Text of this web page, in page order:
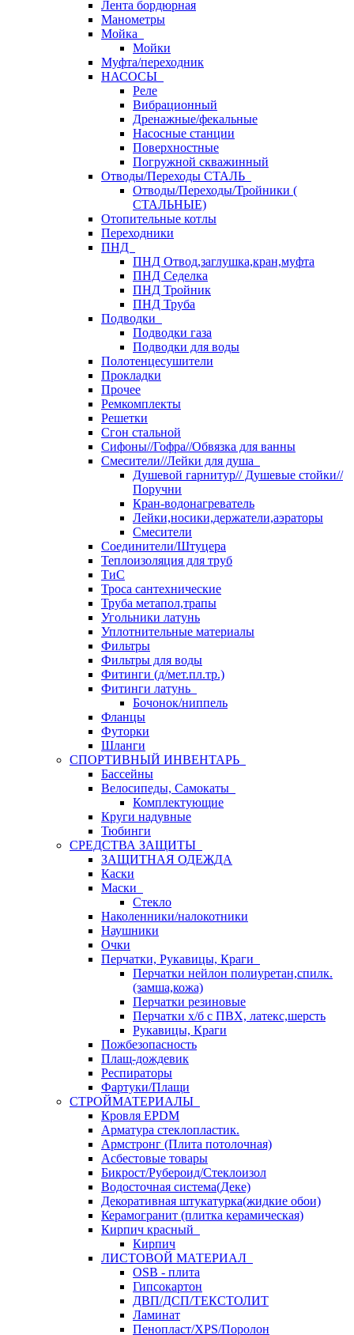
Лента бордюрная
Манометры
Мойка
Мойки
Муфта/переходник
НАСОСЫ
Реле
Вибрационный
Дренажные/фекальные
Насосные станции
Поверхностные
Погружной скважинный
Отводы/Переходы СТАЛЬ
Отводы/Переходы/Тройники (
СТАЛЬНЫЕ)
Отопительные котлы
Переходники
ПНД
ПНД Отвод,заглушка,кран,муфта
ПНД Седелка
ПНД Тройник
ПНД Труба
Подводки
Подводки газа
Подводки для воды
Полотенцесушители
Прокладки
Прочее
Ремкомплекты
Решетки
Сгон стальной
Сифоны//Гофра//Обвязка для ванны
Смесители//Лейки для душа
Душевой гарнитур// Душевые стойки//
Поручни
Кран-водонагреватель
Лейки,носики,держатели,аэраторы
Смесители
Соединители/Штуцера
Теплоизоляция для труб
ТиС
Троса сантехнические
Труба метапол,трапы
Угольники латунь
Уплотнительные материалы
Фильтры
Фильтры для воды
Фитинги (д/мет.пл.тр.)
Фитинги латунь
Бочонок/ниппель
Фланцы
Футорки
Шланги
СПОРТИВНЫЙ ИНВЕНТАРЬ
Бассейны
Велосипеды, Самокаты
Комплектующие
Круги надувные
Тюбинги
СРЕДСТВА ЗАЩИТЫ
ЗАЩИТНАЯ ОДЕЖДА
Каски
Маски
Стекло
Наколенники/налокотники
Наушники
Очки
Перчатки, Рукавицы, Краги
Перчатки нейлон полиуретан,спилк.
(замша,кожа)
Перчатки резиновые
Перчатки х/б с ПВХ, латекс,шерсть
Рукавицы, Краги
Пожбезопасность
Плащ-дождевик
Респираторы
Фартуки/Плащи
СТРОЙМАТЕРИАЛЫ
Кровля ЕРDM
Арматура стеклопластик.
Армстронг (Плита потолочная)
Асбестовые товары
Бикрост/Рубероид/Стеклоизол
Водосточная система(Деке)
Декоративная штукатурка(жидкие обои)
Керамогранит (плитка керамическая)
Кирпич красный
Кирпич
ЛИСТОВОЙ МАТЕРИАЛ
OSB - плита
Гипсокартон
ДВП/ДСП/ТЕКСТОЛИТ
Ламинат
Пенопласт/XPS/Поролон